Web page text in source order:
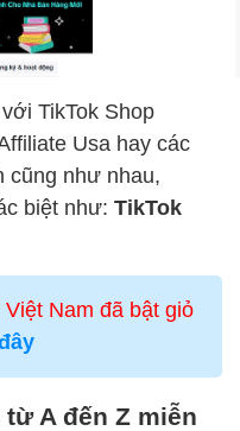
TikTok Shop
Usa hay các
cũng như nhau,
biệt như: TikTok
Việt Nam đã bật giỏ
A đến Z miễn